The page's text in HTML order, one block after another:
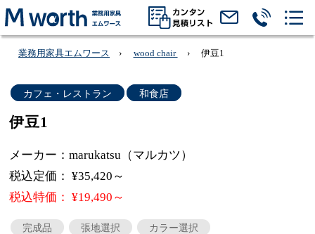
業務用家具エムワース wood chair 伊豆1
カフェ・レストラン 和食店
伊豆1
メーカー：marukatsu（マルカツ）
税込定価： ¥35,420～
税込特価： ¥19,490～
完成品 張地選択
カラー選択